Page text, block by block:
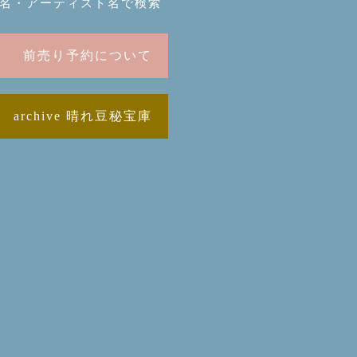
・アーティスト名で検索
前売り予約について
archive 晴れ豆秘宝庫